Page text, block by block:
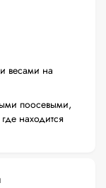
весами на
поосевыми,
находится